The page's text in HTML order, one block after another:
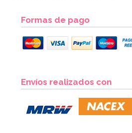
Formas de pago
Envíos realizados con